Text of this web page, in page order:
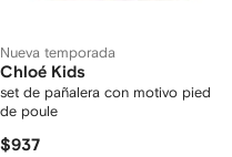
Nueva temporada
Chloé Kids
set de pañalera con motivo pied
de poule
$937